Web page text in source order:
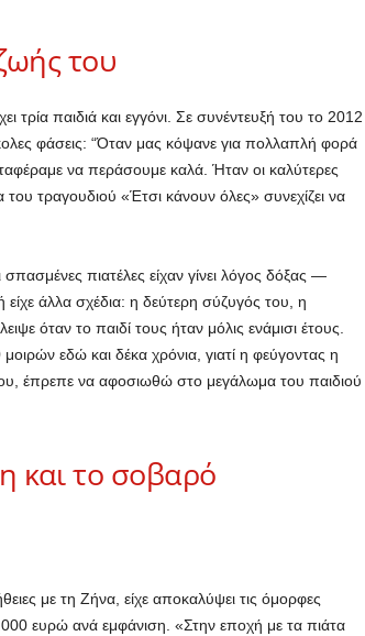
του
παιδιά και εγγόνι. Σε συνέντευξή του το 2012
φάσεις: “Όταν μας κόψανε για πολλαπλή φορά
να περάσουμε καλά. Ήταν οι καλύτερες
τραγουδιού «Έτσι κάνουν όλες» συνεχίζει να
σπασμένες πιατέλες είχαν γίνει λόγος δόξας —
άλλα σχέδια: η δεύτερη σύζυγός του, η
όταν το παιδί τους ήταν μόλις ενάμισι έτους.
εδώ και δέκα χρόνια, γιατί η φεύγοντας η
έπρεπε να αφοσιωθώ στο μεγάλωμα του παιδιού
και το σοβαρό
με τη Ζήνα, είχε αποκαλύψει τις όμορφες
ευρώ ανά εμφάνιση. «Στην εποχή με τα πιάτα